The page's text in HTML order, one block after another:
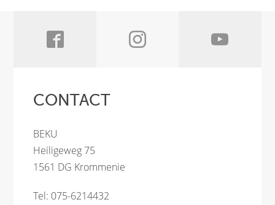
CONTACT
BEKU
Heiligeweg 75
1561 DG Krommenie
Tel: 075-6214432